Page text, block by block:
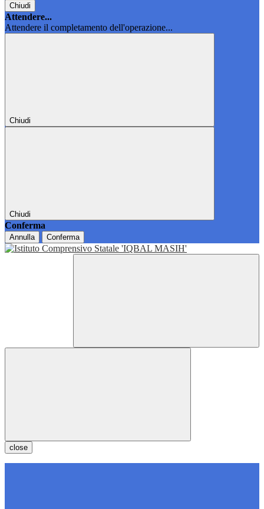
Chiudi
Attendere...
Attendere il completamento dell'operazione...
Chiudi
Chiudi
Conferma
Annulla Conferma
close